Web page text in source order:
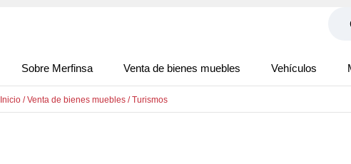
Sobre Merfinsa Venta de bienes muebles Vehículos
Inicio /Venta de bienes muebles /Turismos